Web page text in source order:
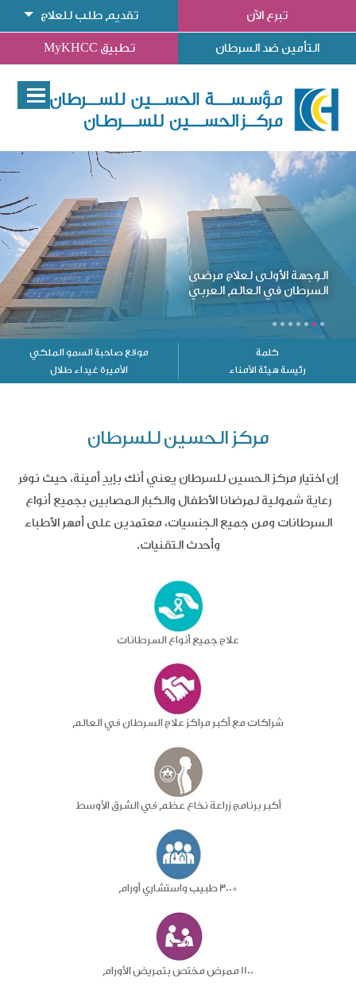
تبرع الآن تقديم طلب للعلاج
التأمين ضد السرطان تطبيق MyKHCC
الوجهة الأولى لعلاج مرضى
السرطان في العالم العربي
كلمة
رئيسة هيئة الأمناء
موقع صاحبة السمو الملكي
الأميرة غيداء طلال
مركز الحسين للسرطان
إن اختيار مركز الحسين للسرطان يعني أنك بإيدٍ أمينة، حيث نوفر
رعاية شمولية لمرضانا الأطفال والكبار المصابين بجميع أنواع
السرطانات ومن جميع الجنسيات، معتمدين على أمهر الأطباء
وأحدث التقنيات.
علاج جميع أنواع السرطانات
شراكات مع أكبر مراكز علاج السرطان في العالم
أكبر برنامج زراعة نخاع عظم في الشرق الأوسط
+300 طبيب واستشاري أورام
1100 ممرض مختص بتمريض الأورام